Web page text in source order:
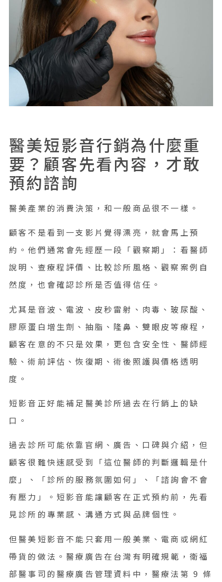
醫美短影音一個月主題規劃範例
官網療程頁：承接完整資訊
SEO 文章：累積長期搜尋流量
醫美短影音常見錯誤與修正方式
FAQ：醫美短影音行銷常見問題
Q1：醫美診所適合做短影音嗎？
Q2：醫美短影音可以放前後對比嗎？
Q3：醫美診所短影音多久更新一次比較好？
Q4：醫美短影音一定要投廣告嗎？
Q5：醫美短影音應該導到哪裡？
醫美短影音要做成「信任漏斗」，而不是單支爆款影片
醫美短影音行銷的重點，是讓顧客更安心地做決定
中小企業數位轉型領導品牌
醫美短影音行銷為什麼重
要？顧客先看內容，才敢
預約諮詢
醫美產業的消費決策，和一般商品很不一樣。
顧客不是看到一支影片覺得漂亮，就會馬上預
約。他們通常會先經歷一段「觀察期」：看醫師
說明、查療程評價、比較診所風格、觀察案例自
然度，也會確認診所是否值得信任。
尤其是音波、電波、皮秒雷射、肉毒、玻尿酸、
膠原蛋白增生劑、抽脂、隆鼻、雙眼皮等療程，
顧客在意的不只是效果，更包含安全性、醫師經
驗、術前評估、恢復期、術後照護與價格透明
度。
短影音正好能補足醫美診所過去在行銷上的缺
口。
過去診所可能依靠官網、廣告、口碑與介紹，但
顧客很難快速感受到「這位醫師的判斷邏輯是什
麼」、「診所的服務氛圍如何」、「諮詢會不會
有壓力」。短影音能讓顧客在正式預約前，先看
見診所的專業感、溝通方式與品牌個性。
但醫美短影音不能只套用一般美業、電商或網紅
帶貨的做法。醫療廣告在台灣有明確規範，衛福
部醫事司的醫療廣告管理資料中，醫療法第 9 條